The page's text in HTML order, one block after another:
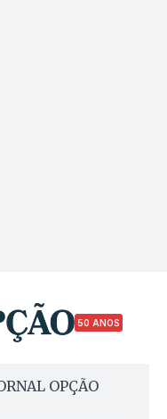
50 ANOS
OPÇÃO